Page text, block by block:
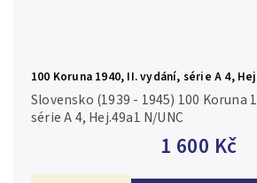
100 Koruna 1940, II. vydání, série A 4,
1 600 Kč
Slovensko (1939 - 1945) 100 Koruna
série A 4, Hej.49a1 N/UNC